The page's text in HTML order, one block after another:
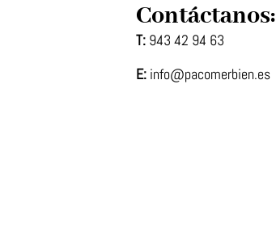
Contáctanos:
T: 943 42 94 63
E:info@pacomerbien.es